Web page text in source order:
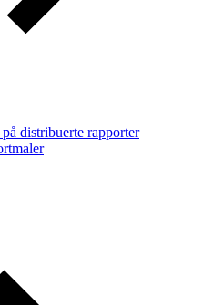
distribuerte rapporter